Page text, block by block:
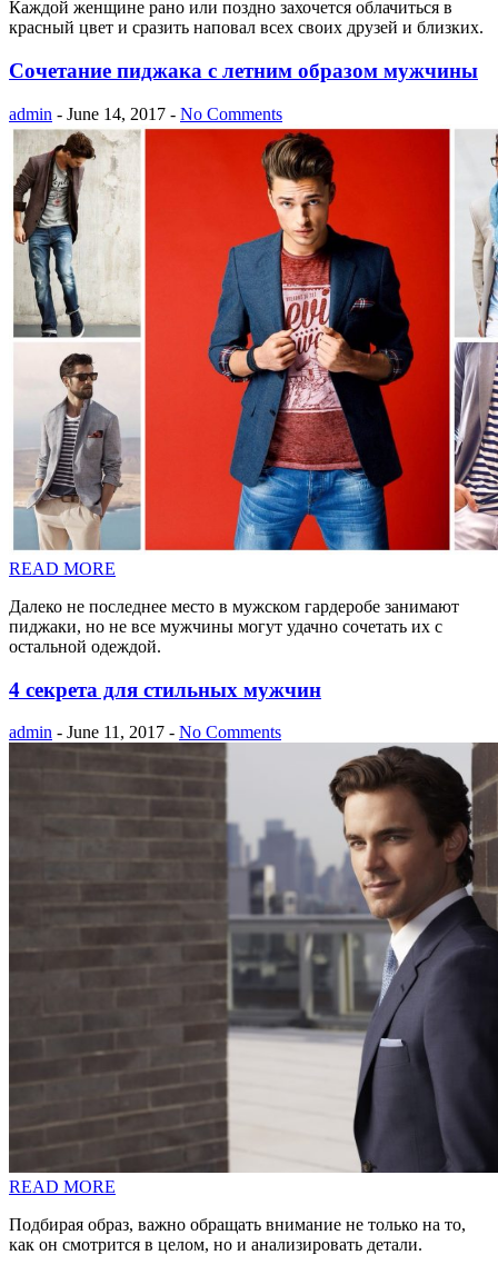
Каждой женщине рано или поздно захочется облачиться в
красный цвет и сразить наповал всех своих друзей и близких.
Сочетание пиджака с летним образом мужчины
admin - June 14, 2017 - No Comments
READ MORE
Далеко не последнее место в мужском гардеробе занимают
пиджаки, но не все мужчины могут удачно сочетать их с
остальной одеждой.
4 секрета для стильных мужчин
admin - June 11, 2017 - No Comments
READ MORE
Подбирая образ, важно обращать внимание не только на то,
как он смотрится в целом, но и анализировать детали.